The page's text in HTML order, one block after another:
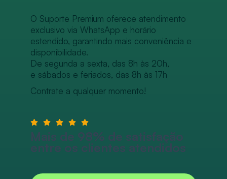
O Suporte Premium oferece atendimento
exclusivo via WhatsApp e horário
estendido, garantindo mais conveniência e
disponibilidade.
De segunda a sexta, das 8h às 20h,
e sábados e feriados, das 8h às 17h
Contrate a qualquer momento!
Mais de 98% de satisfação
entre os clientes atendidos